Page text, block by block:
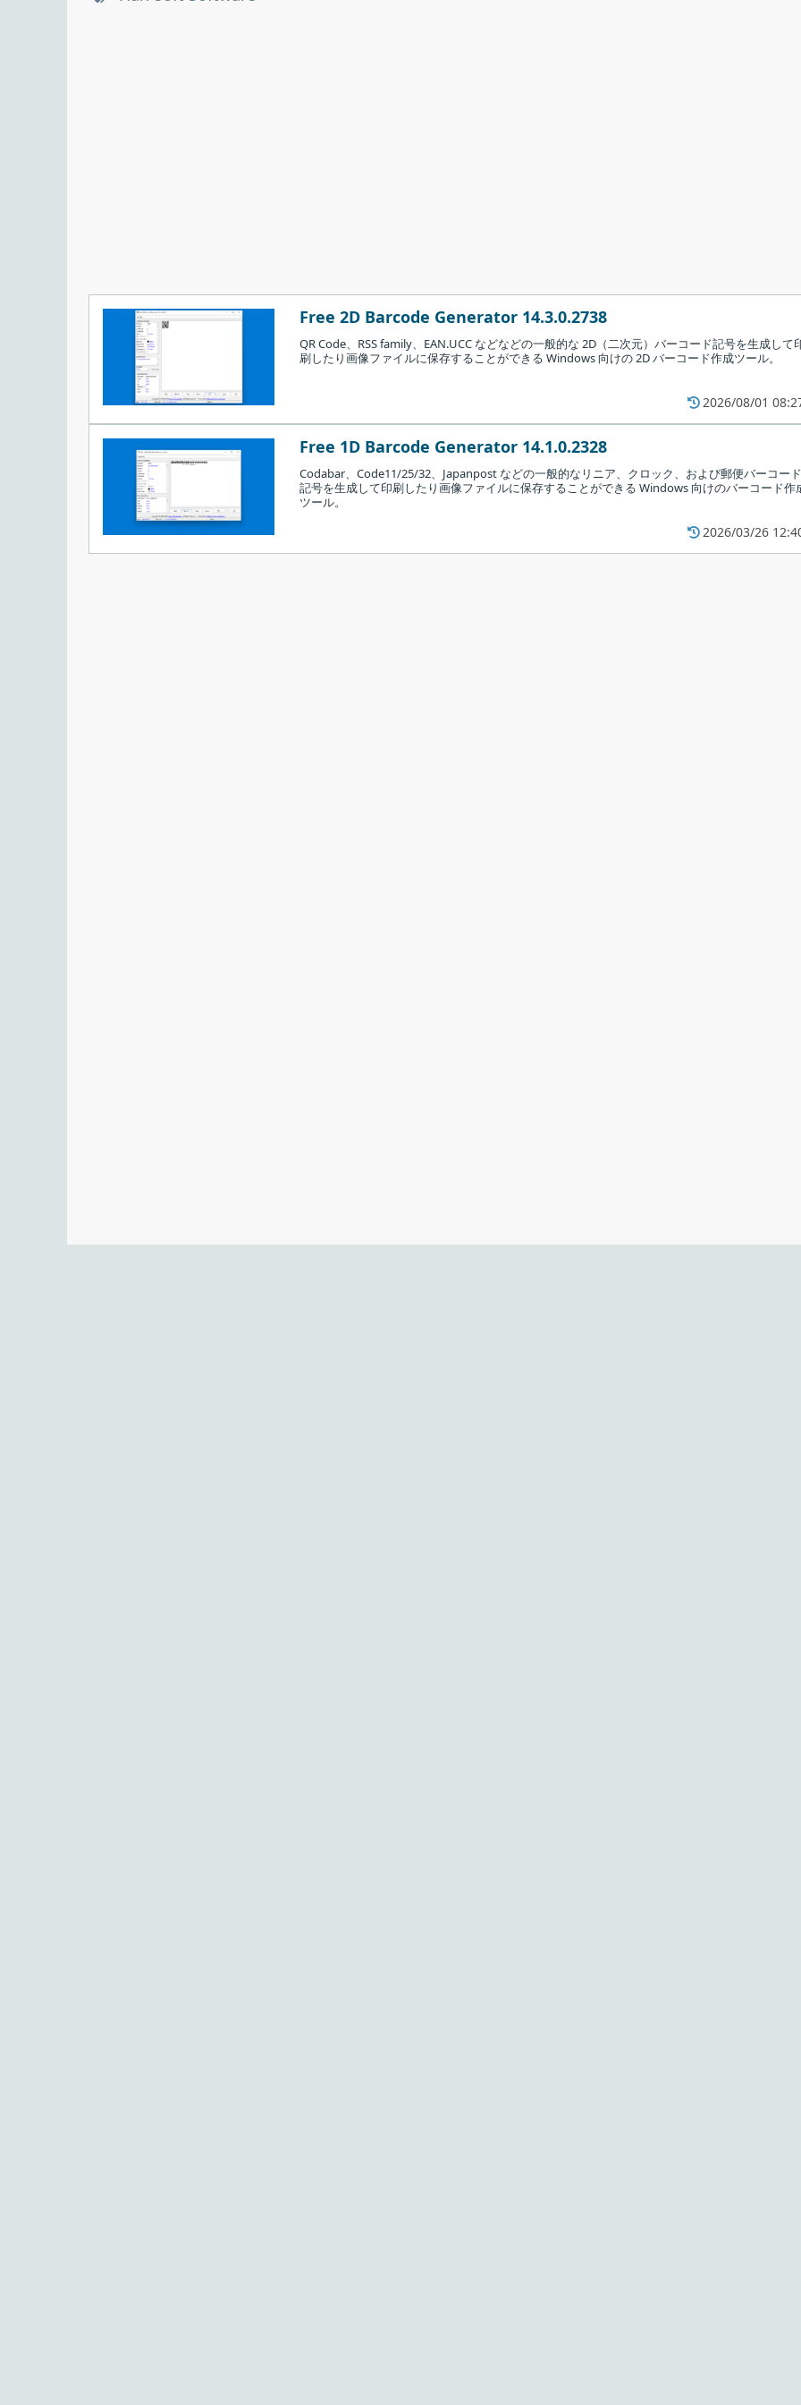
Free 2D Barcode Generator 14.3.0.2738
QR Code、RSS family、EAN.UCC などなどの一般的な 2D（二次元）バーコード記号を生成して
刷したり画像ファイルに保存することができる Windows 向けの 2D バーコード作成ツール。
2026/08/01
Free 1D Barcode Generator 14.1.0.2328
Codabar、Code11/25/32、Japanpost などの一般的なリニア、クロック、および郵便バーコード
記号を生成して印刷したり画像ファイルに保存することができる Windows 向けのバーコード作
ツール。
2026/03/26